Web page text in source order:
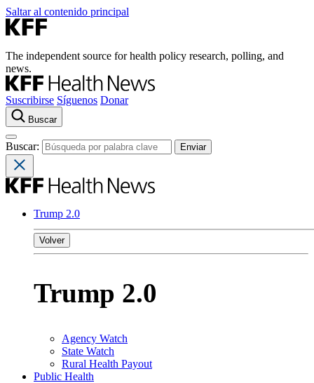
Saltar al contenido principal
The independent source for health policy research, polling, and
news.
Suscribirse Síguenos Donar
Buscar
Buscar:
Trump 2.0
Volver
Trump 2.0
Agency Watch
State Watch
Rural Health Payout
Public Health